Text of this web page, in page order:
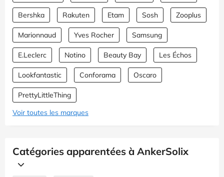
Bershka Rakuten Etam Sosh Zooplus
Marionnaud Yves Rocher Samsung
E.Leclerc Notino Beauty Bay Les Échos
Lookfantastic Conforama Oscaro
PrettyLittleThing
Voir toutes les marques
Catégories apparentées à AnkerSolix